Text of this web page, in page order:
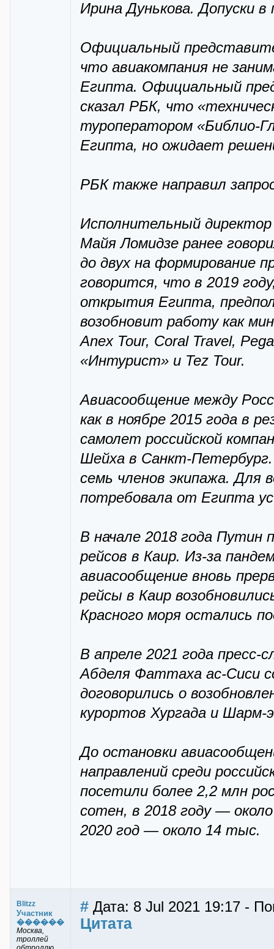
Ирина Дунькова. Допуски в
Официальный
что авиакомпания не
Египта. Официальный
сказал РБК, что
туроператором «Библио-
Египта, но ожидает
РБК также направил
Исполнительный
Майя Ломидзе ранее
до двух на формирование
говорится, что в 2019
открытия Египта,
возобновит работу как
Anex Tour, Coral Travel,
«Интурист» и Tez Tour.
Авиасообщение между
как в ноябре 2015 года в
самолет российской
Шейха в Санкт-
семь членов экипажа. Для
потребовала от Египта
В начале 2018 года Путин
рейсов в Каир. Из-за
авиасообщение вновь
рейсы в Каир
Красного моря остались
В апреле 2021 года
Абделя Фаттаха ас-Сиси
договорились о
курортов Хургада и
До остановки
направлений среди
посетили более 2,2 млн
сотен, в 2018 году —
2020 год — около 14 тыс.
Blitzz
Участник
������
Москва,
троллей
# Дата: 8 Jul 2021 19:17 -
Цитата